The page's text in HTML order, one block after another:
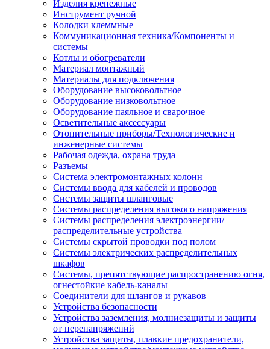
Изделия крепежные
Инструмент ручной
Колодки клеммные
Коммуникационная техника/Компоненты и
системы
Котлы и обогреватели
Материал монтажный
Материалы для подключения
Оборудование высоковольтное
Оборудование низковольтное
Оборудование паяльное и сварочное
Осветительные аксессуары
Отопительные приборы/Технологические и
инженерные системы
Рабочая одежда, охрана труда
Разъемы
Система электромонтажных колонн
Системы ввода для кабелей и проводов
Системы защиты шланговые
Системы распределения высокого напряжения
Системы распределения электроэнергии/
распределительные устройства
Системы скрытой проводки под полом
Системы электрических распределительных
шкафов
Системы, препятствующие распространению огня,
огнестойкие кабель-каналы
Соединители для шлангов и рукавов
Устройства безопасности
Устройства заземления, молниезащиты и защиты
от перенапряжений
Устройства защиты, плавкие предохранители,